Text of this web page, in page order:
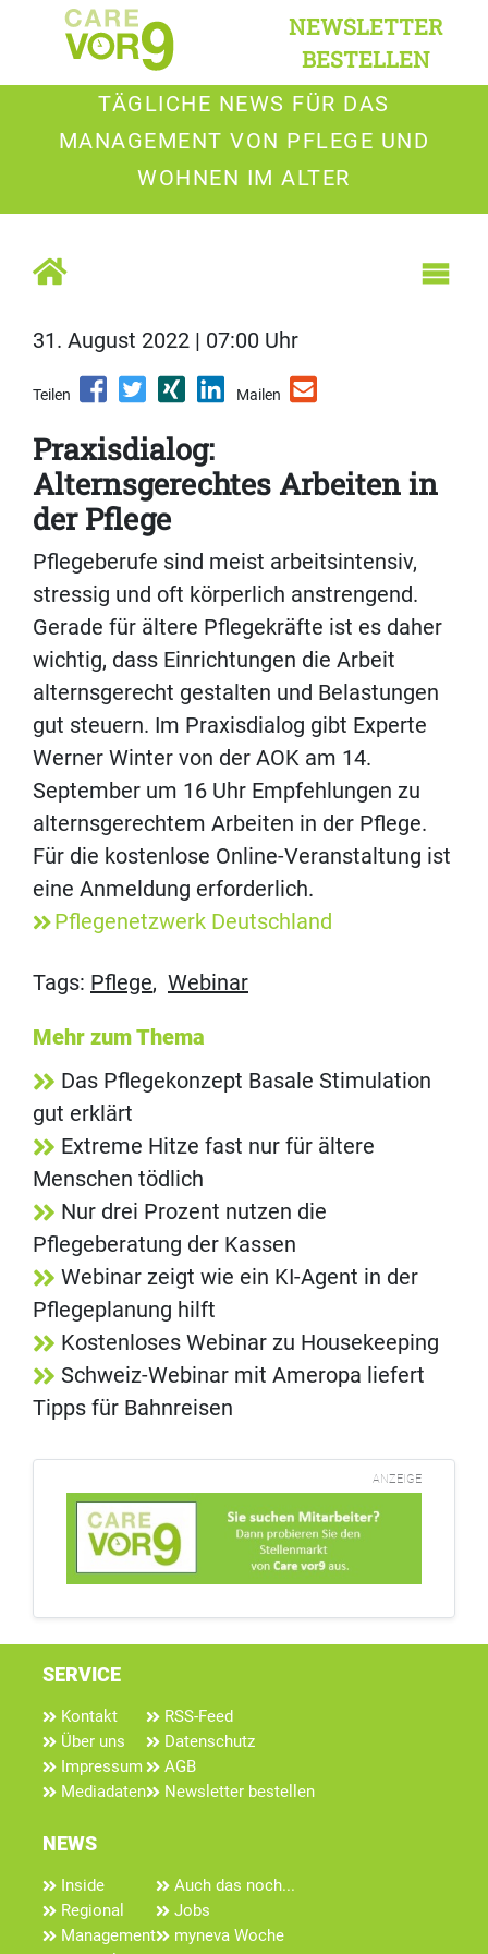
NEWSLETTER
BESTELLEN
TÄGLICHE NEWS FÜR DAS
MANAGEMENT VON PFLEGE UND
WOHNEN IM ALTER
31. August 2022 | 07:00 Uhr
Teilen Mailen
Praxisdialog:
Alternsgerechtes Arbeiten in
der Pflege
Pflegeberufe sind meist arbeitsintensiv,
stressig und oft körperlich anstrengend.
Gerade für ältere Pflegekräfte ist es daher
wichtig, dass Einrichtungen die Arbeit
alternsgerecht gestalten und Belastungen
gut steuern. Im Praxisdialog gibt Experte
Werner Winter von der AOK am 14.
September um 16 Uhr Empfehlungen zu
alternsgerechtem Arbeiten in der Pflege.
Für die kostenlose Online-Veranstaltung ist
eine Anmeldung erforderlich.
Pflegenetzwerk Deutschland
Tags: Pflege, Webinar
Mehr zum Thema
Das Pflegekonzept Basale Stimulation
gut erklärt
Extreme Hitze fast nur für ältere
Menschen tödlich
Nur drei Prozent nutzen die
Pflegeberatung der Kassen
Webinar zeigt wie ein KI-Agent in der
Pflegeplanung hilft
Kostenloses Webinar zu Housekeeping
Schweiz-Webinar mit Ameropa liefert
Tipps für Bahnreisen
ANZEIGE
SERVICE
Kontakt
Über uns
Impressum
Mediadaten
RSS-Feed
Datenschutz
AGB
Newsletter bestellen
NEWS
Inside
Regional
Management
Auch das noch...
Jobs
myneva Woche